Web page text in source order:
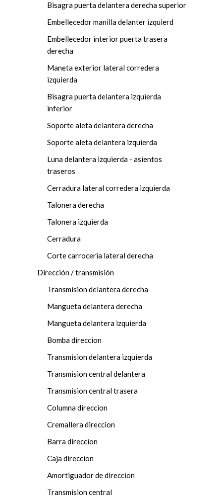
Bisagra puerta delantera derecha superior
Embellecedor manilla delanter izquierd
Embellecedor interior puerta trasera
derecha
Maneta exterior lateral corredera
izquierda
Bisagra puerta delantera izquierda
inferior
Soporte aleta delantera derecha
Soporte aleta delantera izquierda
Luna delantera izquierda - asientos
traseros
Cerradura lateral corredera izquierda
Talonera derecha
Talonera izquierda
Cerradura
Corte carroceria lateral derecha
Dirección / transmisión
Transmision delantera derecha
Mangueta delantera derecha
Mangueta delantera izquierda
Bomba direccion
Transmision delantera izquierda
Transmision central delantera
Transmision central trasera
Columna direccion
Cremallera direccion
Barra direccion
Caja direccion
Amortiguador de direccion
Transmision central